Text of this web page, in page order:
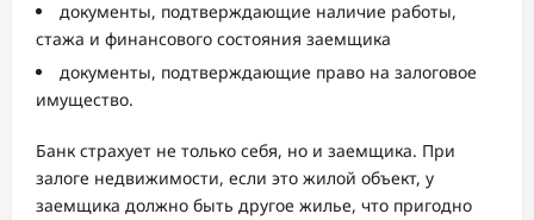
документы, подтверждающие наличие работы,
стажа и финансового состояния заемщика
документы, подтверждающие право на залоговое
имущество.
Банк страхует не только себя, но и заемщика. При
залоге недвижимости, если это жилой объект, у
заемщика должно быть другое жилье, что пригодно